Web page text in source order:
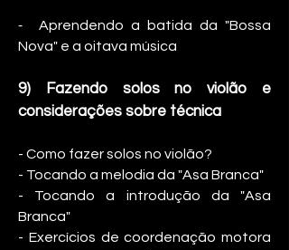
-
Aprendendo a batida da "Bossa
Nova" e a oitava música
9) Fazendo solos no violão e
considerações sobre técnica
- Como fazer solos no violão?
- Tocando a melodia da "Asa Branca"
- Tocando a introdução da "Asa
Branca"
- Exercícios de coordenação motora